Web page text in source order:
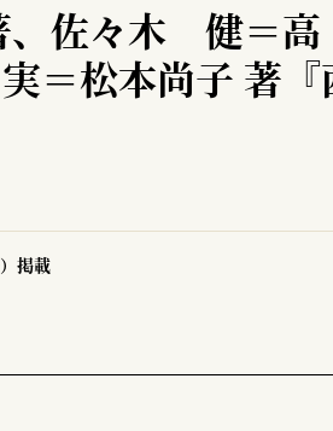
、佐々木 健＝
＝松本尚子 著『
掲載